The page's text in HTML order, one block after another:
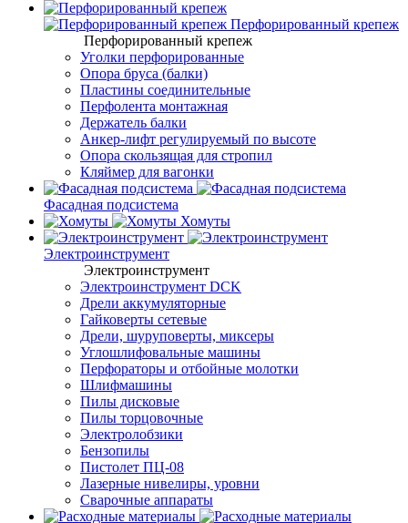
Перфорированный крепеж
Перфорированный крепеж
Уголки перфорированные
Опора бруса (балки)
Пластины соединительные
Перфолента монтажная
Держатель балки
Анкер-лифт регулируемый по высоте
Опора скользящая для стропил
Кляймер для вагонки
Фасадная подсистема
Хомуты
Электроинструмент
Электроинструмент
Электроинструмент DCK
Дрели аккумуляторные
Гайковерты сетевые
Дрели, шуруповерты, миксеры
Углошлифовальные машины
Перфораторы и отбойные молотки
Шлифмашины
Пилы дисковые
Пилы торцовочные
Электролобзики
Бензопилы
Пистолет ПЦ-08
Лазерные нивелиры, уровни
Сварочные аппараты